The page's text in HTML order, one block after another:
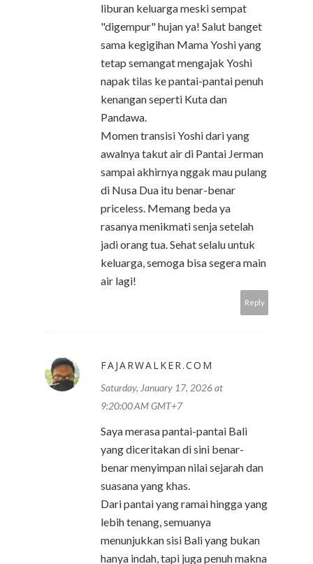
liburan keluarga meski sempat
"digempur" hujan ya! Salut banget
sama kegigihan Mama Yoshi yang
tetap semangat mengajak Yoshi
napak tilas ke pantai-pantai penuh
kenangan seperti Kuta dan
Pandawa.
Momen transisi Yoshi dari yang
awalnya takut air di Pantai Jerman
sampai akhirnya nggak mau pulang
di Nusa Dua itu benar-benar
priceless. Memang beda ya
rasanya menikmati senja setelah
jadi orang tua. Sehat selalu untuk
keluarga, semoga bisa segera main
air lagi!
Reply
FAJARWALKER.COM
Saturday, January 17, 2026 at
9:20:00 AM GMT+7
Saya merasa pantai-pantai Bali
yang diceritakan di sini benar-
benar menyimpan nilai sejarah dan
suasana yang khas.
Dari pantai yang ramai hingga yang
lebih tenang, semuanya
menunjukkan sisi Bali yang bukan
hanya indah, tapi juga penuh makna